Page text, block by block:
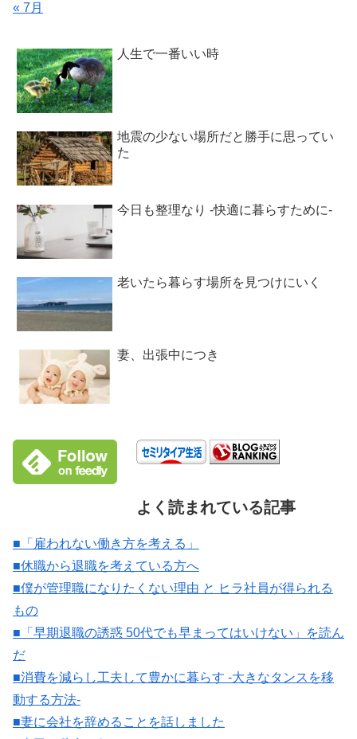
« 7月
人生で一番いい時
地震の少ない場所だと勝手に思ってい
た
今日も整理なり -快適に暮らすために-
老いたら暮らす場所を見つけにいく
妻、出張中につき
よく読まれている記事
■「雇われない働き方を考える」
■休職から退職を考えている方へ
■僕が管理職になりたくない理由 と ヒラ社員が得られる
もの
■「早期退職の誘惑 50代でも早まってはいけない」を読ん
だ
■消費を減らし工夫して豊かに暮らす -大きなタンスを移
動する方法-
■妻に会社を辞めることを話しました